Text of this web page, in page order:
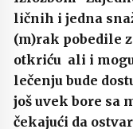
ličnih i jedna
(m)rak pobedile
otkriću ali i
lečenju bude
još uvek bore sa
čekajući da